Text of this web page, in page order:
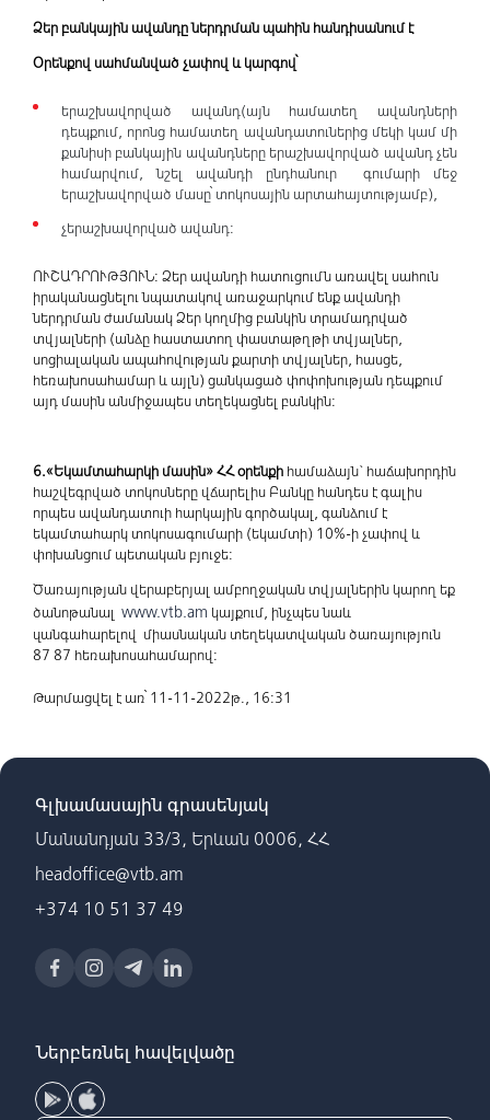
Ձեր բանկային ավանդը ներդրման պահին հանդիսանում է
Օրենքով սահմանված չափով և կարգով՝
երաշխավորված ավանդ(այն համատեղ ավանդների
դեպքում, որոնց համատեղ ավանդատուներից մեկի կամ մի
քանիսի բանկային ավանդները երաշխավորված ավանդ չեն
համարվում, նշել ավանդի ընդհանուր գումարի մեջ
երաշխավորված մասը՝ տոկոսային արտահայտությամբ),
չերաշխավորված ավանդ:
ՈՒՇԱԴՐՈՒԹՅՈՒՆ: Ձեր ավանդի հատուցումն առավել սահուն
իրականացնելու նպատակով առաջարկում ենք ավանդի
ներդրման ժամանակ Ձեր կողմից բանկին տրամադրված
տվյալների (անձը հաստատող փաստաթղթի տվյալներ,
սոցիալական ապահովության քարտի տվյալներ, հասցե,
հեռախոսահամար և այլն) ցանկացած փոփոխության դեպքում
այդ մասին անմիջապես տեղեկացնել բանկին:
6.«Եկամտահարկի մասին» ՀՀ օրենքի համաձայն` հաճախորդին
հաշվեգրված տոկոսները վճարելիս Բանկը հանդես է գալիս
որպես ավանդատուի հարկային գործակալ, գանձում է
եկամտահարկ տոկոսագումարի (եկամտի) 10%-ի չափով և
փոխանցում պետական բյուջե:
Ծառայության վերաբերյալ ամբողջական տվյալներին կարող եք
ծանոթանալ www.vtb.am կայքում, ինչպես նաև
զանգահարելով միասնական տեղեկատվական ծառայություն
87 87 հեռախոսահամարով:
Թարմացվել է առ՝ 11-11-2022թ., 16:31
Գլխամասային գրասենյակ
Մանանդյան 33/3, Երևան 0006, ՀՀ
headoffice@vtb.am
+374 10 51 37 49
Ներբեռնել հավելվածը